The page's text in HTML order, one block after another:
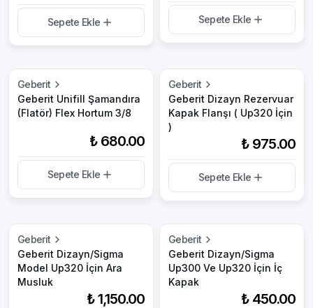
Sepete Ekle Sepete Ekle
Geberit
Geberit Unifill Şamandıra
(Flatör) Flex Hortum 3/8
₺ 680.00
Sepete Ekle
Geberit
Geberit Dizayn Rezervuar
Kapak Flanşı ( Up320 İçin
)
₺ 975.00
Sepete Ekle
Geberit
Geberit Dizayn/Sigma
Model Up320 İçin Ara
Musluk
₺ 1,150.00
Geberit
Geberit Dizayn/Sigma
Up300 Ve Up320 İçin İç
Kapak
₺ 450.00